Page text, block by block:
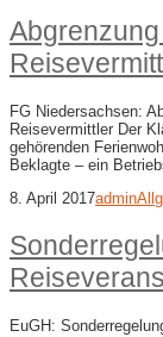
FG Niedersachsen:
Reisevermittler Der
gehörenden
Beklagte – ein
8. April 2017admin
EuGH: